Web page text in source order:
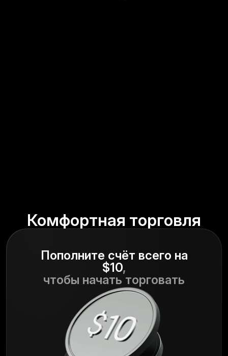
Комфортная торговля
Пополните счёт всего на
$10,
чтобы начать торговать